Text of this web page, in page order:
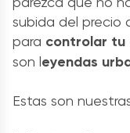
subida del precio
para controlar tu
son leyendas
Estas son